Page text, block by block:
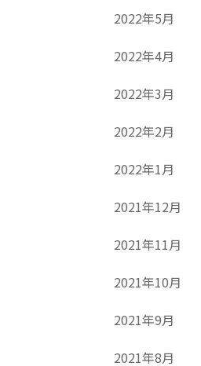
2022年5月
2022年4月
2022年3月
2022年2月
2022年1月
2021年12月
2021年11月
2021年10月
2021年9月
2021年8月